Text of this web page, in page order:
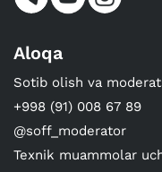
Aloqa
Sotib olish va
+998 (91) 008 67 89
@soff_moderator
Texnik muammolar